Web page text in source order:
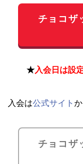
チョコザ
★入会日は設
入会は公式サイト
チョコザ